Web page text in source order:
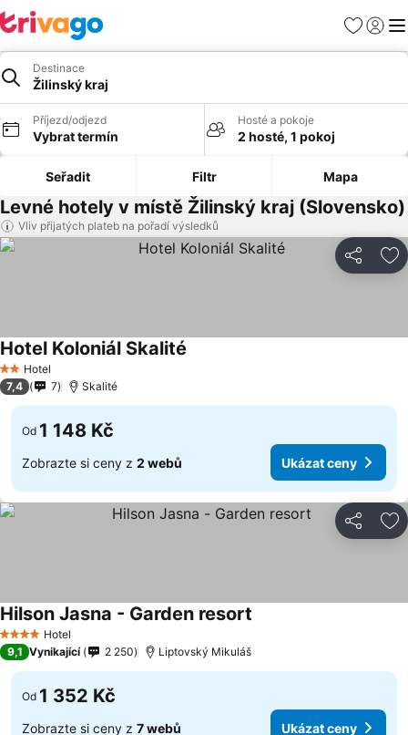
Oblíbené
Destinace
Žilinský kraj
Příjezd/odjezd
Vybrat termín
Hosté a pokoje
2 hosté, 1 pokoj
Seřadit Filtr Mapa
Levné hotely v místě Žilinský kraj (Slovensko)
Vliv přijatých plateb na pořadí výsledků
Sdílet
2 Počet hvězdiček
Hotel
Hotel Koloniál Skalité
7,4 7 Skalité
Od 1 148 Kč
Zobrazte si ceny z 2 webů Ukázat ceny
Sdílet
4 Počet hvězdiček
Hotel
Hilson Jasna - Garden resort
9,1 Vynikající 2 250 Liptovský Mikuláš
Od 1 352 Kč
Zobrazte si ceny z 7 webů Ukázat ceny